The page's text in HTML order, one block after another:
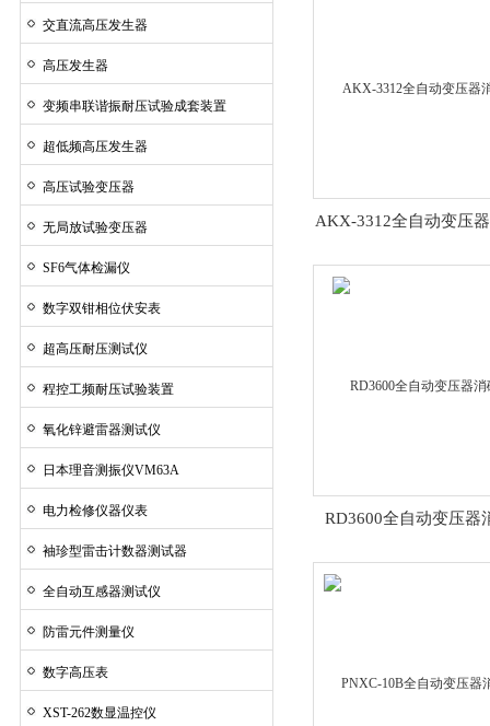
交直流高压发生器
高压发生器
变频串联谐振耐压试验成套装置
超低频高压发生器
高压试验变压器
无局放试验变压器
SF6气体检漏仪
数字双钳相位伏安表
超高压耐压测试仪
程控工频耐压试验装置
氧化锌避雷器测试仪
日本理音测振仪VM63A
电力检修仪器仪表
袖珍型雷击计数器测试器
全自动互感器测试仪
防雷元件测量仪
数字高压表
XST-262数显温控仪
AKX-3312全自动变压
RD3600全自动变压器